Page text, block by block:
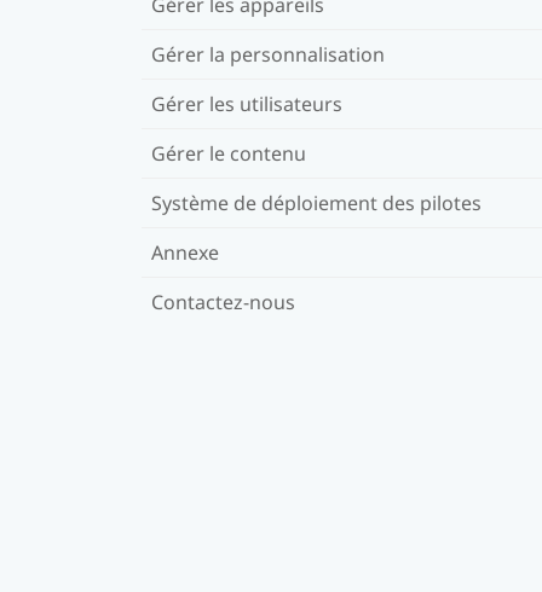
Gérer la personnalisation
Gérer les utilisateurs
Gérer le contenu
Système de déploiement des pilotes
Annexe
Contactez-nous